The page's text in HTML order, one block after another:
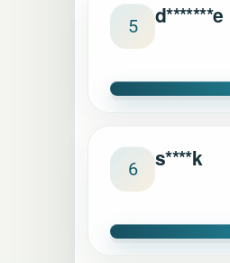
5 d*******e
6 s****k